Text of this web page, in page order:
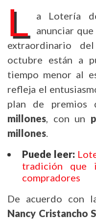
L
a Lotería
anunciar
extraordinario
octubre están a
tiempo menor al
refleja el
plan de premios
millones, con un
millones.
Puede leer:
tradición que
compradores
De acuerdo con
Nancy Cristancho